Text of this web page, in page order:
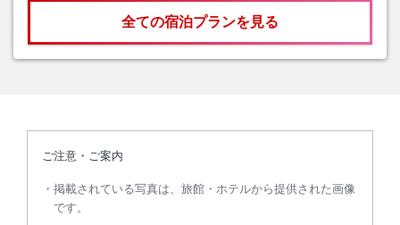
全ての宿泊プランを見る
ご注意・ご案内
掲載されている写真は、旅館・ホテルから提供された画像
です。